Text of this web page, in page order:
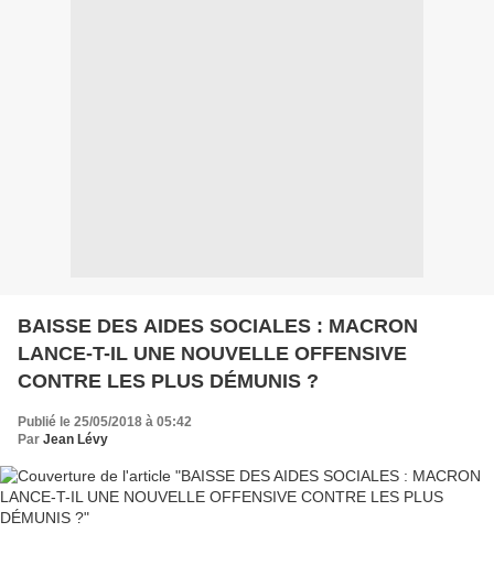
BAISSE DES AIDES SOCIALES : MACRON
LANCE-T-IL UNE NOUVELLE OFFENSIVE
CONTRE LES PLUS DÉMUNIS ?
Publié le 25/05/2018 à 05:42
Par Jean Lévy